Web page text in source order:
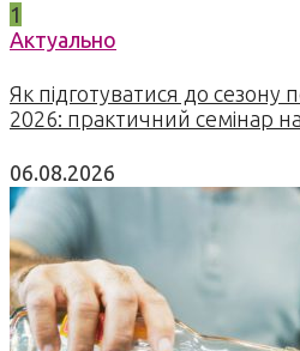
1
Актуально
Як підготуватися до сезону
2026: практичний семінар
06.08.2026